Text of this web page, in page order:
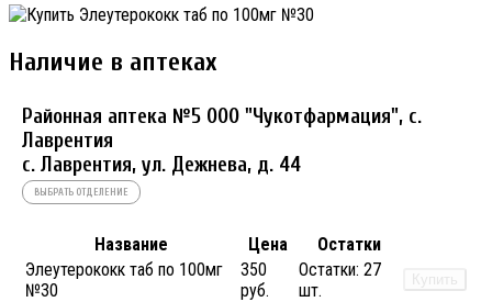
Наличие в аптеках
Районная аптека №5 ООО "Чукотфармация", с.
Лаврентия
с. Лаврентия, ул. Дежнева, д. 44
ВЫБРАТЬ ОТДЕЛЕНИЕ
Название Цена
Остатки
Элеутерококк таб по 100мг
№30
350
руб.
Остатки: 27
шт.
Купить